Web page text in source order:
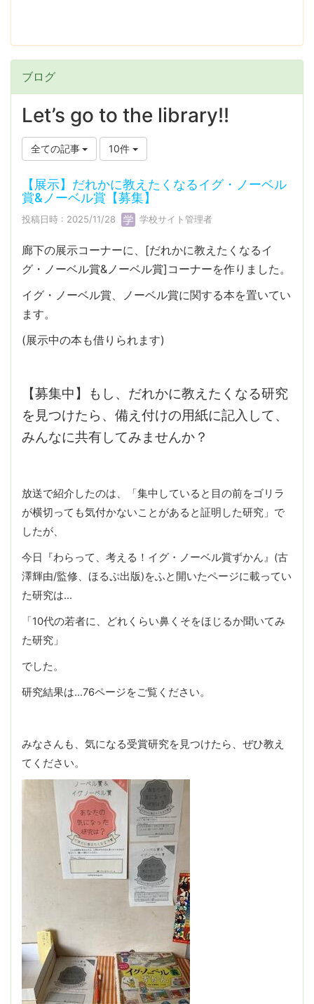
ブログ
Let’s go to the library!!
全ての記事 10件
【展示】だれかに教えたくなるイグ・ノーベル
賞&ノーベル賞【募集】
投稿日時 : 2025/11/28 学校サイト管理者
廊下の展示コーナーに、[だれかに教えたくなるイ
グ・ノーベル賞&ノーベル賞]コーナーを作りました。
イグ・ノーベル賞、ノーベル賞に関する本を置いてい
ます。
(展示中の本も借りられます)
【募集中】もし、だれかに教えたくなる研究
を見つけたら、備え付けの用紙に記入して、
みんなに共有してみませんか？
放送で紹介したのは、「集中していると目の前をゴリラ
が横切っても気付かないことがあると証明した研究」で
したが、
今日『わらって、考える！イグ・ノーベル賞ずかん』(古
澤輝由/監修、ほるぷ出版)をふと開いたページに載ってい
た研究は…
「10代の若者に、どれくらい鼻くそをほじるか聞いてみ
た研究」
でした。
研究結果は…76ページをご覧ください。
みなさんも、気になる受賞研究を見つけたら、ぜひ教え
てください。